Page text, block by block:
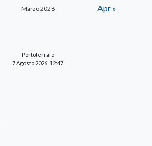
Marzo 2026 Apr »
Portoferraio
7 Agosto 2026, 12:47